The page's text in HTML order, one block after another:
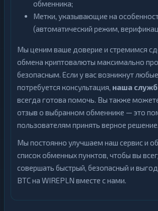
обменника;
Метки, указывающие на
(автоматический режим,
Мы ценим ваше доверие и стремимся
обмена криптовалюты максимально
безопасным. Если у вас возникнут
потребуется консультация, наша
всегда готова помочь. Вы также
отзыв о выбранном обменнике — это
пользователям принять верное решение.
Мы постоянно улучшаем наш сервис и
список обменных пунктов, чтобы вы
совершать быстрый, безопасный и
BTC на WIREPLN вместе с нами.